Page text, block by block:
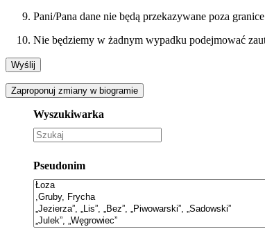
Pani/Pana dane nie będą przekazywane poza
Nie będziemy w żadnym wypadku podejmować
Zaproponuj zmiany w biogramie
Wyszukiwarka
Pseudonim